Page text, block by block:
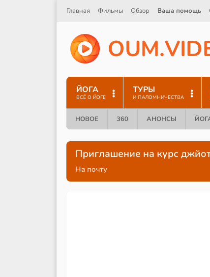
Главная Фильмы Обзор Ваша помощь
OUM.VID
ЙОГА
ВСЁ О ЙОГЕ
ТУРЫ
И ПАЛОМНИЧЕСТВА
НОВОЕ 360 АНОНСЫ
Приглашение на курс
На почту